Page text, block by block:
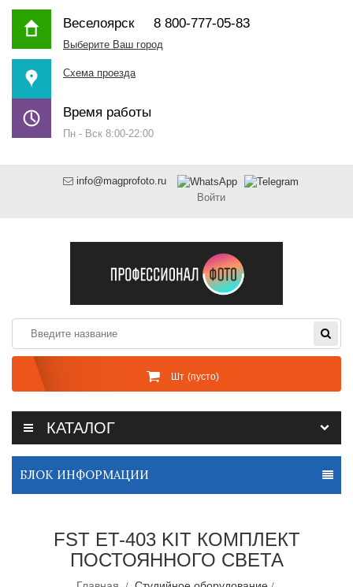
Веселоярск8 800-777-05-83
Выберите Ваш город
Схема проезда
Время работы
Пн - Вск 8:00-22:00
info@magprofoto.ru
Войти
Шт (пусто)
КАТАЛОГ
БЛОК ИНФОРМАЦИИ
FST ET-403 KIT КОМПЛЕКТ
ПОСТОЯННОГО СВЕТА